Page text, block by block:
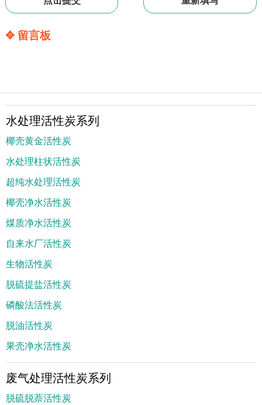
✥ 留言板
水处理活性炭系列
椰壳黄金活性炭
水处理柱状活性炭
超纯水处理活性炭
椰壳净水活性炭
煤质净水活性炭
自来水厂活性炭
生物活性炭
脱硫提盐活性炭
磷酸法活性炭
脱油活性炭
果壳净水活性炭
废气处理活性炭系列
脱硫脱萘活性炭